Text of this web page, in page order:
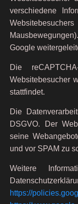
verschiedene
Google
Die
Websitebesucher
stattfindet.
Die
DSGVO. Der
seine
und vor SPAM zu
Weitere
https://